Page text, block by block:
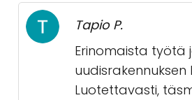
Tapio P.
Erinomaista työtä
uudisrakennuksen
Luotettavasti,